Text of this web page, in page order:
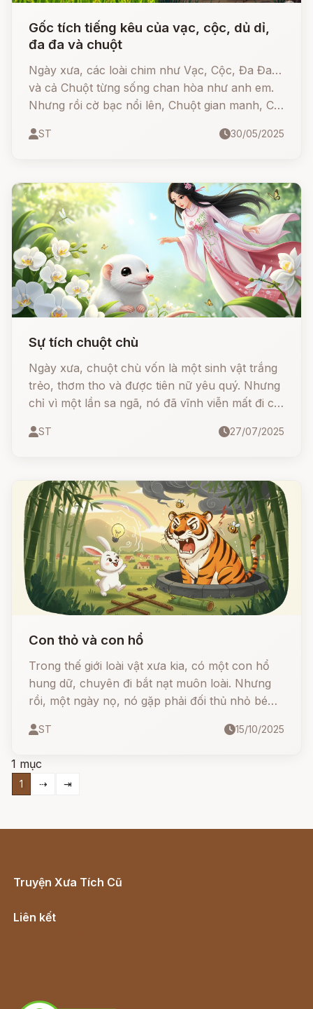
Gốc tích tiếng kêu của vạc, cộc, dủ dỉ,
đa đa và chuột
Ngày xưa, các loài chim như Vạc, Cộc, Đa Đa…
và cả Chuột từng sống chan hòa như anh em.
Nhưng rồi cờ bạc nổi lên, Chuột gian manh, Cò
trắng tay. Từ đó, mỗi loài lại mang một tiếng kêu
ST 30/05/2025
Sự tích chuột chù
Ngày xưa, chuột chù vốn là một sinh vật trắng
trẻo, thơm tho và được tiên nữ yêu quý. Nhưng
chỉ vì một lần sa ngã, nó đã vĩnh viễn mất đi cơ
ST 27/07/2025
Con thỏ và con hổ
Trong thế giới loài vật xưa kia, có một con hổ
hung dữ, chuyên đi bắt nạt muôn loài. Nhưng
rồi, một ngày nọ, nó gặp phải đối thủ nhỏ bé
trí thông minh có thể chiến thắng sức mạnh
ST 15/10/2025
1 mục
1 ⇢ ⇥
Truyện Xưa Tích Cũ
Liên kết